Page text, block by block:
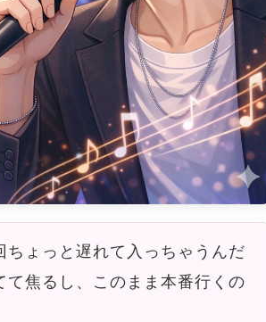
ょっと遅れて入っちゃうんだ
焦るし、このまま本番行くの